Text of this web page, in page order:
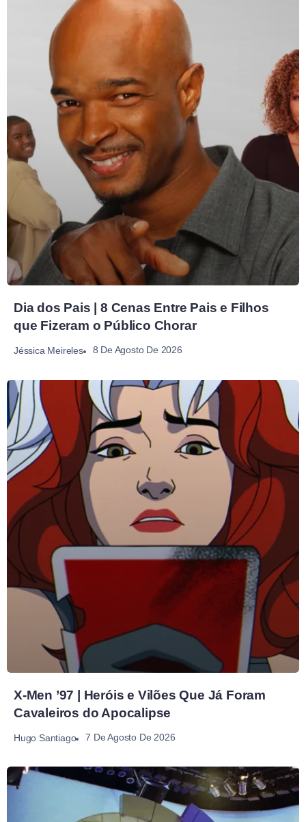
Dia dos Pais | 8 Cenas Entre Pais e Filhos
que Fizeram o Público Chorar
Jéssica Meireles 8 De Agosto De 2026
X-Men ’97 | Heróis e Vilões Que Já Foram
Cavaleiros do Apocalipse
Hugo Santiago 7 De Agosto De 2026